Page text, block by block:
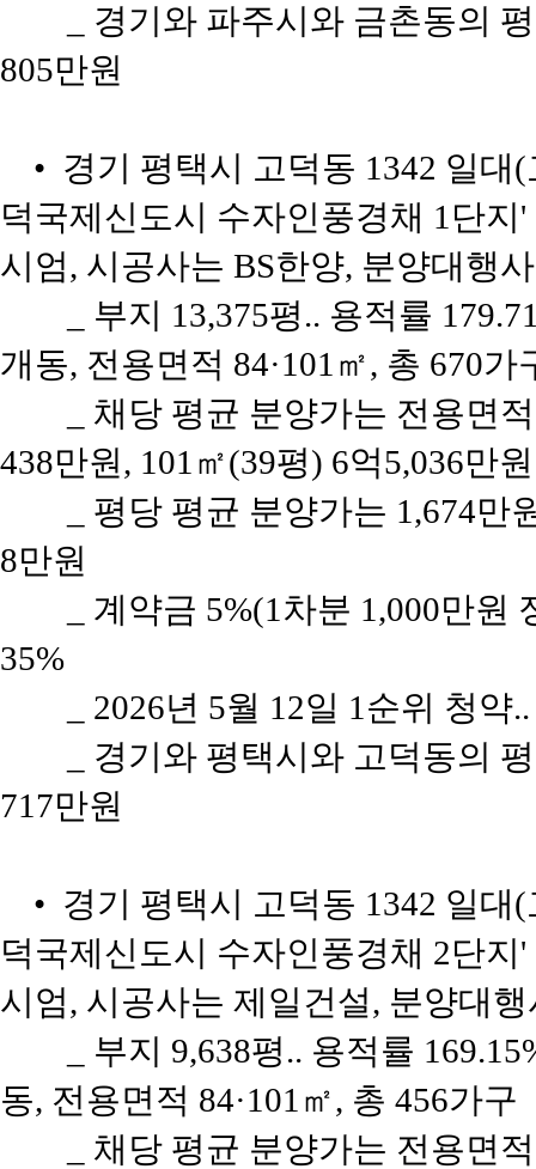
_ 경기와 파주시와 금촌동의
805만원
• 경기 평택시 고덕동 1342 일대
덕국제신도시 수자인풍경채 1단
시엄, 시공사는 BS한양, 분양대행
_ 부지 13,375평.. 용적률
개동, 전용면적 84·101㎡, 총 670가
_ 채당 평균 분양가는 전용면
438만원, 101㎡(39평) 6억5,036만원
_ 평당 평균 분양가는 1,674
8만원
_ 계약금 5%(1차분 1,000만
35%
_ 2026년 5월 12일 1순위 청
_ 경기와 평택시와 고덕동의
717만원
• 경기 평택시 고덕동 1342 일대
덕국제신도시 수자인풍경채 2단
시엄, 시공사는 제일건설, 분양대
_ 부지 9,638평.. 용적률
동, 전용면적 84·101㎡, 총 456가구
_ 채당 평균 분양가는 전용면